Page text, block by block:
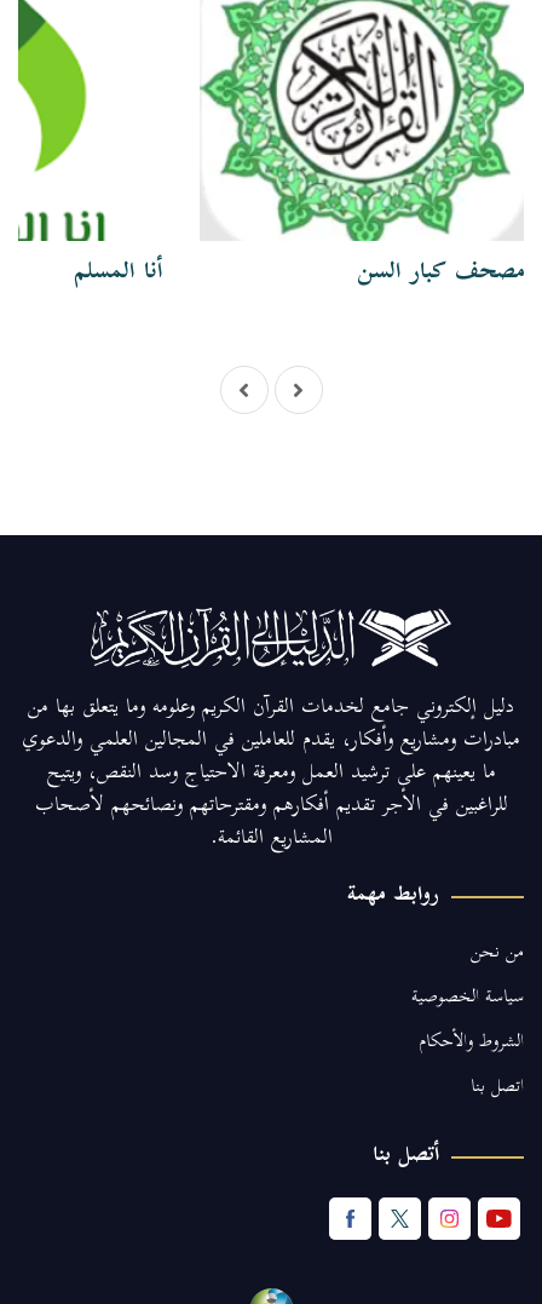
مصحف كبار السن أنا المسلم
دليل إلكتروني جامع لخدمات القرآن الكريم وعلومه وما يتعلق بها من
مبادرات ومشاريع وأفكار، يقدم للعاملين في المجالين العلمي والدعوي
ما يعينهم على ترشيد العمل ومعرفة الاحتياج وسد النقص، ويتيح
للراغبين في الأجر تقديم أفكارهم ومقترحاتهم ونصائحهم لأصحاب
المشاريع القائمة.
روابط مهمة
من نحن
سياسة الخصوصية
الشروط والأحكام
اتصل بنا
أتصل بنا